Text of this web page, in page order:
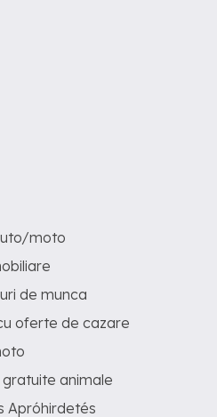
moto
de munca
oferte de cazare
gratuite animale
Apróhirdetés